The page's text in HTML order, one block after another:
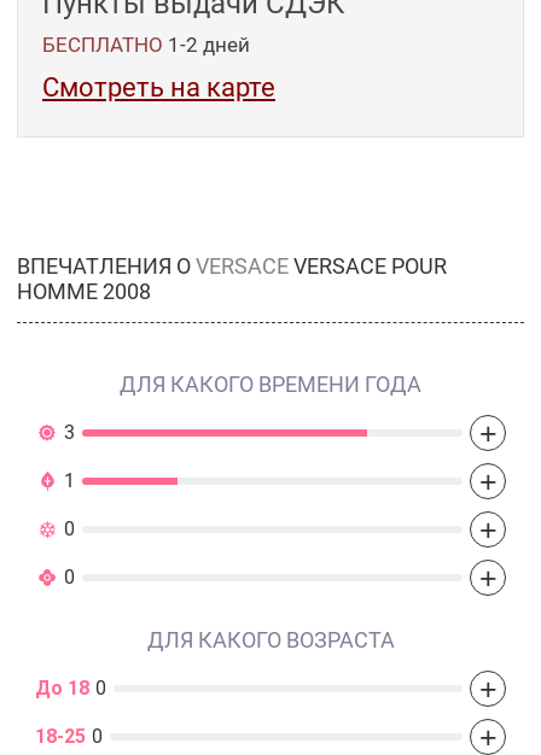
БЕСПЛАТНО 1-2 дней
Смотреть на карте
ВПЕЧАТЛЕНИЯ ОVERSACEVERSACE POUR
HOMME 2008
ДЛЯ КАКОГО ВРЕМЕНИ ГОДА
3 +
1 +
0 +
0 +
ДЛЯ КАКОГО ВОЗРАСТА
До 18 0 +
18-25 0 +